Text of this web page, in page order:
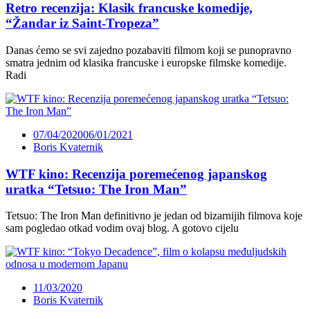
Retro recenzija: Klasik francuske komedije,
“Žandar iz Saint-Tropeza”
Danas ćemo se svi zajedno pozabaviti filmom koji se punopravno
smatra jednim od klasika francuske i europske filmske komedije.
Radi
07/04/202006/01/2021
Boris Kvaternik
WTF kino: Recenzija poremećenog japanskog
uratka “Tetsuo: The Iron Man”
Tetsuo: The Iron Man definitivno je jedan od bizarnijih filmova koje
sam pogledao otkad vodim ovaj blog. A gotovo cijelu
11/03/2020
Boris Kvaternik